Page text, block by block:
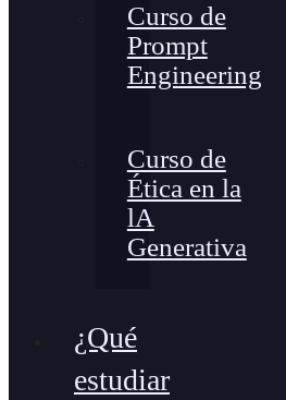
Curso de
Prompt
Engineering
Curso de
Ética en la
lA
Generativa
¿Qué
estudiar